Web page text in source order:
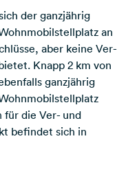
der ganzjährig
an
aber keine Ver-
Knapp 2 km von
ganzjährig
für die Ver- und
befindet sich in